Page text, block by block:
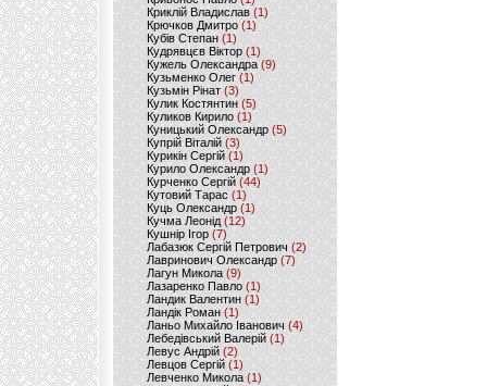
Криклій Владислав (1)
Крючков Дмитро(1)
Кубів Степан(1)
Кудрявцєв Віктор (1)
Кужель Олександра (9)
Кузьменко Олег (1)
Кузьмін Рінат(3)
Кулик Костянтин(5)
Куликов Кирило (1)
Куницький Олександр (5)
Купрій Віталій (3)
Курикін Сергій(1)
Курило Олександр (1)
Курченко Сергій (44)
Кутовий Тарас (1)
Куць Олександр (1)
Кучма Леонід (12)
Кушнір Ігор(7)
Лабазюк Сергій Петрович (2)
Лавринович Олександр(7)
Лагун Микола(9)
Лазаренко Павло (1)
Ландик Валентин (1)
Ландік Роман (1)
Ланьо Михайло Іванович(4)
Лебедівський Валерій(1)
Левус Андрій(2)
Левцов Сергій (1)
Левченко Микола (1)